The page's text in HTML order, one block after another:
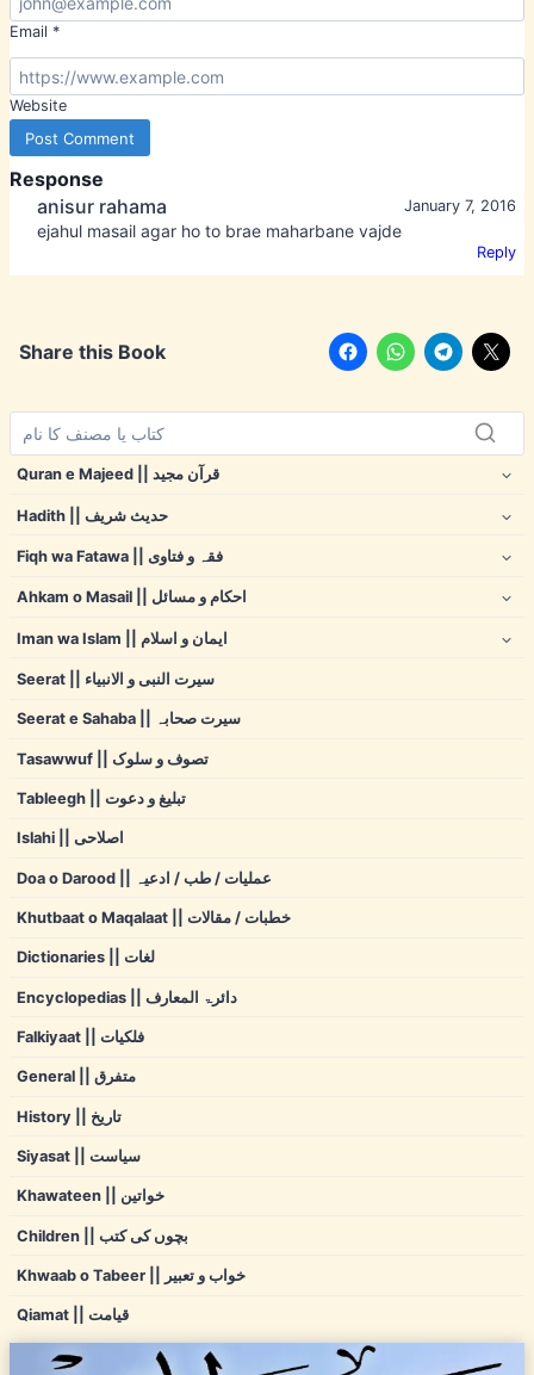
Email *
Website
Response
anisur rahama
January 7, 2016
ejahul masail agar ho to brae maharbane vajde
Reply
Share this Book
Quran e Majeed || قرآن مجید
Hadith || حدیث شریف
Fiqh wa Fatawa || فقہ و فتاوی
Ahkam o Masail || احکام و مسائل
Iman wa Islam || ایمان و اسلام
Seerat || سیرت النبی و الانبیاء
Seerat e Sahaba || سیرت صحابہ
Tasawwuf || تصوف و سلوک
Tableegh || تبلیغ و دعوت
Islahi || اصلاحی
Doa o Darood || عملیات / طب / ادعیہ
Khutbaat o Maqalaat || خطبات / مقالات
Dictionaries || لغات
Encyclopedias || دائرۃ المعارف
Falkiyaat || فلکیات
General || متفرق
History || تاریخ
Siyasat || سیاست
Khawateen || خواتین
Children || بچوں کی کتب
Khwaab o Tabeer || خواب و تعبیر
Qiamat || قیامت